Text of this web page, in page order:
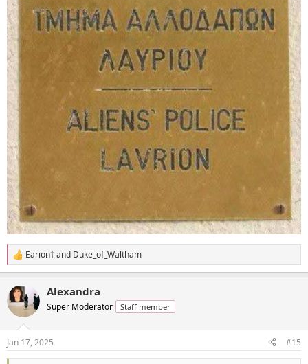
R
e
c
t
i
s
:
Earion†and Duke_of_Waltham
Alexandra
Super Moderator Staff member
Jan 17, 2025 #15